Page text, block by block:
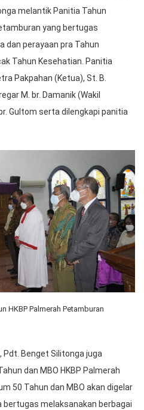
melantik Panitia Tahun
yang bertugas
dan perayaan pra Tahun
Tahun Kesehatian. Panitia
Pakpahan (Ketua), St. B.
M. br. Damanik (Wakil
Gultom serta dilengkapi panitia
HKBP Palmerah Petamburan
Benget Silitonga juga
dan MBO HKBP Palmerah
50 Tahun dan MBO akan digelar
bertugas melaksanakan berbagai